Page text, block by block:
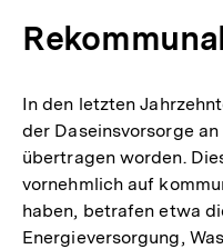
In den letzten
der Daseinsvorsorge
übertragen worden.
vornehmlich auf
haben, betrafen etwa
Energieversorgung,